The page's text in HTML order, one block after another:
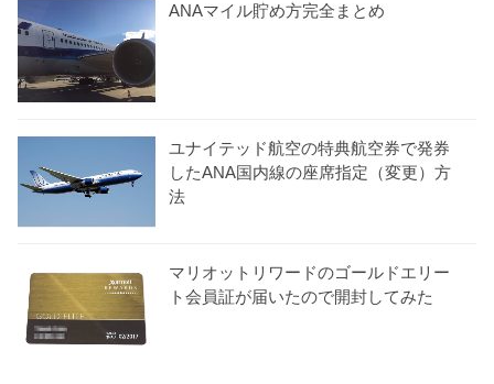
ANAマイル貯め方完全まとめ
ユナイテッド航空の特典航空券で発券
したANA国内線の座席指定（変更）方
法
マリオットリワードのゴールドエリー
ト会員証が届いたので開封してみた